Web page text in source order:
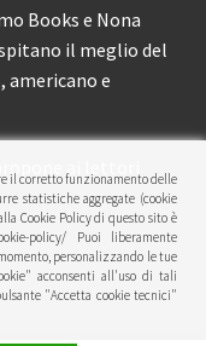
Books e Nona
il meglio del
americano e
ai lettori
il corretto funzionamento delle
statistiche aggregate (cookie
Cookie Policy di questo sito è
policy/ Puoi liberamente
personalizzando le tue
acconsenti all'uso di tali
"Accetta cookie tecnici"